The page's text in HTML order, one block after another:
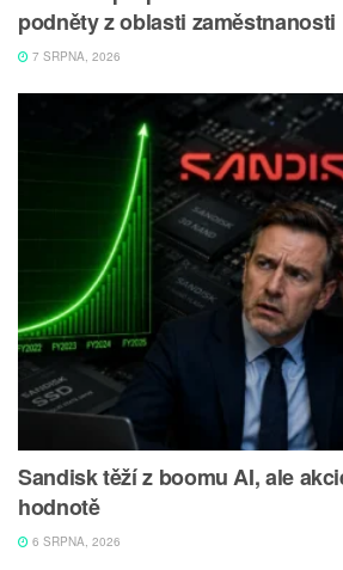
podněty z oblasti zaměstnanosti
7 SRPNA, 2026
Sandisk těží z boomu AI, ale
hodnotě
6 SRPNA, 2026